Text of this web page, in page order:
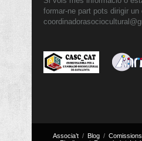
formar-ne part pots dirigir
Associa’t Blog Comissions